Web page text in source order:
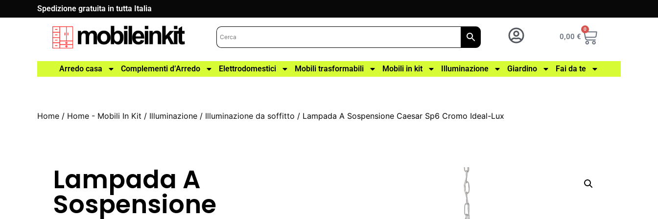
Spedizione gratuita in tutta Italia
0,00 €
0
Arredo casa Complementi d’Arredo Elettrodomestici Mobili trasformabili Mobili in kit Illuminazione Giardino Fai da te
Home / Home - Mobili In Kit / Illuminazione / Illuminazione da soffitto / Lampada A Sospensione Caesar Sp6 Cromo Ideal-Lux
Lampada A
Sospensione